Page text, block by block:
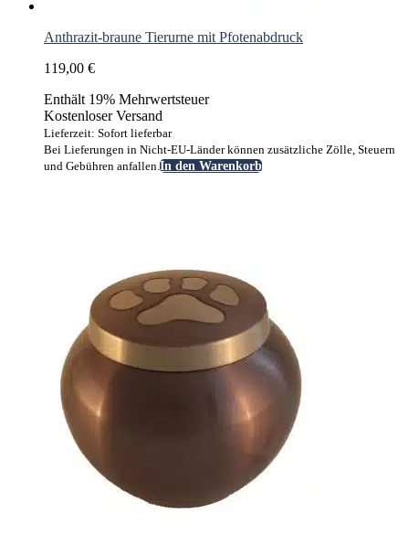
Anthrazit-braune Tierurne mit Pfotenabdruck
119,00 €
Enthält 19% Mehrwertsteuer
Kostenloser Versand
Lieferzeit: Sofort lieferbar
Bei Lieferungen in Nicht-EU-Länder können zusätzliche Zölle, Steuern
und Gebühren anfallen.In den Warenkorb